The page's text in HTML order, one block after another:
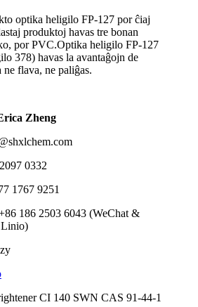
optika heligilo FP-127 por ĉiaj
produktoj havas tre bonan
por PVC.Optika heligilo FP-127
378) havas la avantaĝojn de
ne flava, ne paliĝas.
Zheng
0332
1767 9251
186 2503 6043 (WeChat &
Linio)